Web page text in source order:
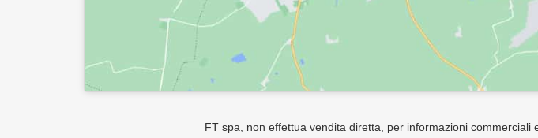
FT spa, non effettua vendita diretta, per informazioni